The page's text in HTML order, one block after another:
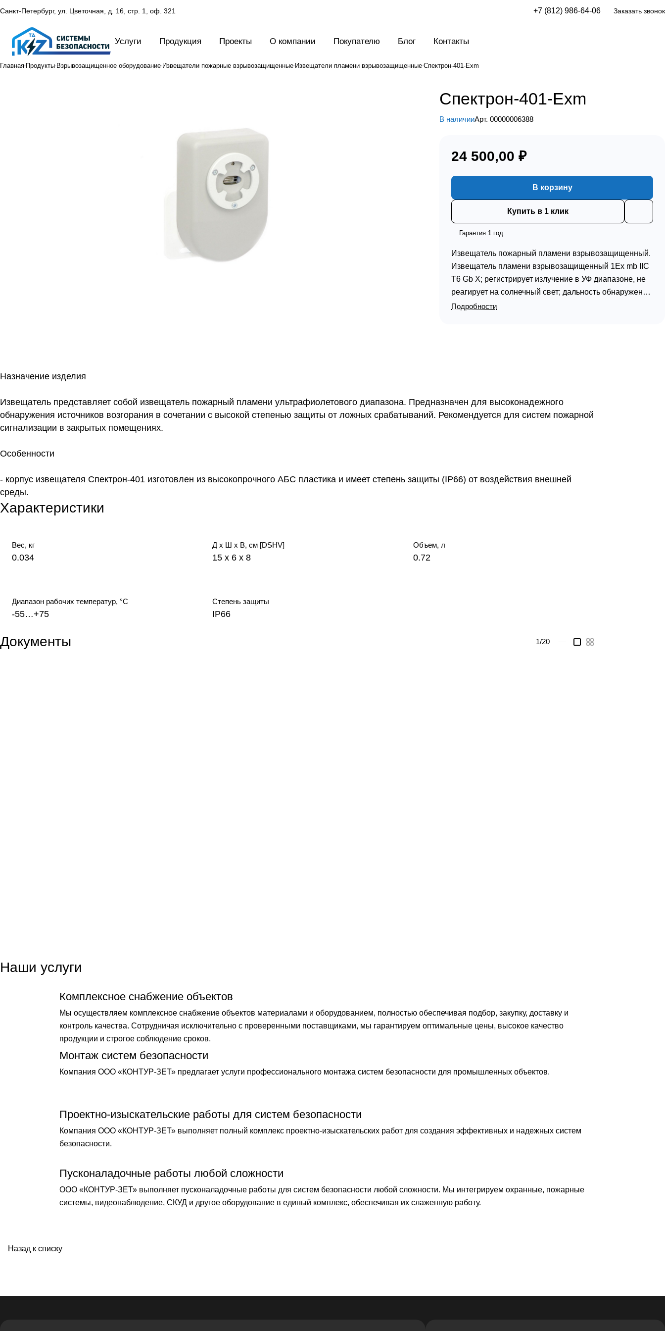
Санкт-Петербург, ул. Цветочная, д. 16, стр. 1, оф. 321 +7 (812) 986-64-06 Заказать звонок
Услуги Продукция Проекты О компании Покупателю Блог Контакты
Главная Продукты Взрывозащищенное оборудование Извещатели пожарные взрывозащищенные Извещатели пламени взрывозащищенные Спектрон-401-Exm
Спектрон-401-Exm
В наличииАрт. 00000006388
24 500,00 ₽
В корзину
Купить в 1 клик
Гарантия 1 год
Извещатель пожарный пламени взрывозащищенный.
Извещатель пламени взрывозащищенный 1Ex mb IIC
T6 Gb Х; регистрирует излучение в УФ диапазоне, не
реагирует на солнечный свет; дальность обнаружения
50 м (ТП5) и 25 м (ТП6), угол обзора 100°,
Подробности
Назначение изделия
Извещатель представляет собой извещатель пожарный пламени ультрафиолетового диапазона. Предназначен для высоконадежного
обнаружения источников возгорания в сочетании с высокой степенью защиты от ложных срабатываний. Рекомендуется для систем пожарной
сигнализации в закрытых помещениях.
Особенности
- корпус извещателя Спектрон-401 изготовлен из высокопрочного АБС пластика и имеет степень защиты (IP66) от воздействия внешней
среды.
Характеристики
Вес, кг
0.034
Д х Ш х В, см [DSHV]
15 x 6 x 8
Объем, л
0.72
Диапазон рабочих температур, °С
-55…+75
Степень защиты
IP66
Документы 1/20 —
Наши услуги
Комплексное снабжение объектов
Мы осуществляем комплексное снабжение объектов материалами и оборудованием, полностью обеспечивая подбор, закупку, доставку и
контроль качества. Сотрудничая исключительно с проверенными поставщиками, мы гарантируем оптимальные цены, высокое качество
продукции и строгое соблюдение сроков.
Монтаж систем безопасности
Компания ООО «КОНТУР-ЗЕТ» предлагает услуги профессионального монтажа систем безопасности для промышленных объектов.
Проектно-изыскательские работы для систем безопасности
Компания ООО «КОНТУР-ЗЕТ» выполняет полный комплекс проектно-изыскательских работ для создания эффективных и надежных систем
безопасности.
Пусконаладочные работы любой сложности
ООО «КОНТУР-ЗЕТ» выполняет пусконаладочные работы для систем безопасности любой сложности. Мы интегрируем охранные, пожарные
системы, видеонаблюдение, СКУД и другое оборудование в единый комплекс, обеспечивая их слаженную работу.
Назад к списку